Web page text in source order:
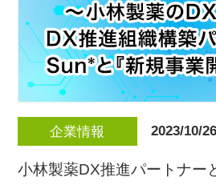
企業情報 2023/10/26
小林製薬DX推進パートナー